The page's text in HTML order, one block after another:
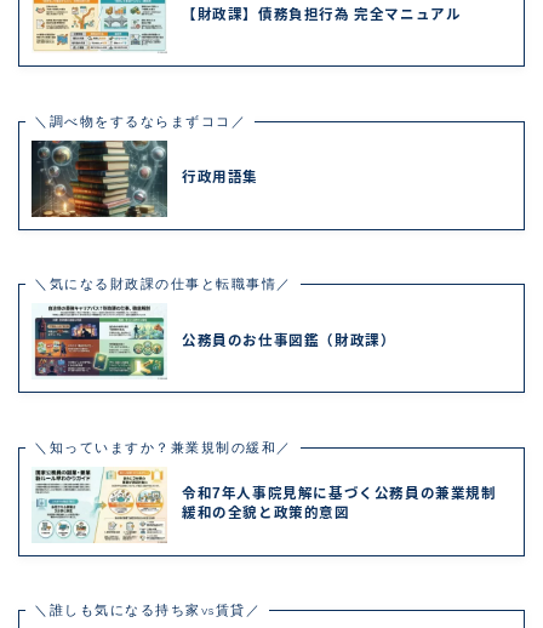
【財政課】債務負担行為 完全マニュアル
＼調べ物をするならまずココ／
行政用語集
＼気になる財政課の仕事と転職事情／
公務員のお仕事図鑑（財政課）
＼知っていますか？兼業規制の緩和／
令和7年人事院見解に基づく公務員の兼業規制
緩和の全貌と政策的意図
＼誰しも気になる持ち家vs賃貸／